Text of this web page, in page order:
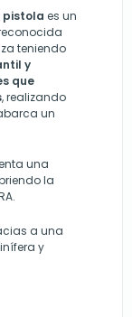
pistola es un
teniendo
y
que
, realizando
un
una
la
a una
y